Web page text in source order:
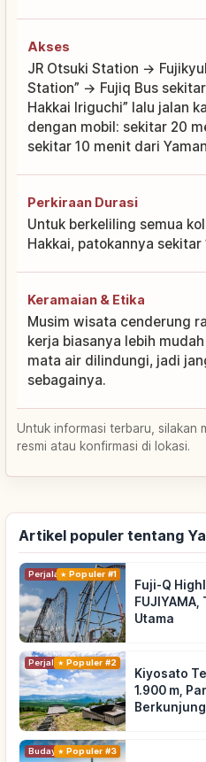
Akses
JR Otsuki Station →
Station” → Fujiq Bus
Hakkai Iriguchi” lalu jalan
dengan mobil: sekitar 20
sekitar 10 menit dari
Perkiraan Durasi
Untuk berkeliling semua
Hakkai, patokannya sekitar
Keramaian & Etika
Musim wisata cenderung
kerja biasanya lebih
mata air dilindungi, jadi
sebagainya.
Untuk informasi terbaru, silakan
resmi atau konfirmasi di lokasi.
Artikel populer tentang
PerjalananPopuler #1
Fuji-Q
Utama
PerjalananPopuler #2
Kiyosato
1.900 m,
Berkunjung
Budaya Tradisional
Populer #3